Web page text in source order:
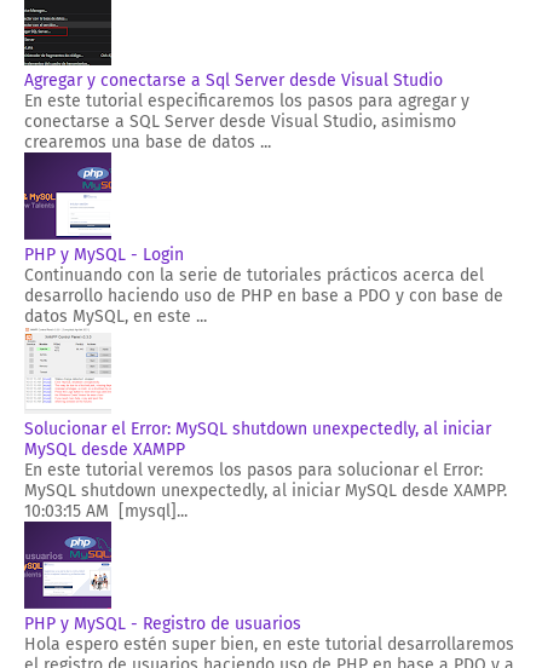
Agregar y conectarse a Sql Server desde Visual Studio
En este tutorial especificaremos los pasos para agregar y
conectarse a SQL Server desde Visual Studio, asimismo
crearemos una base de datos ...
PHP y MySQL - Login
Continuando con la serie de tutoriales prácticos acerca del
desarrollo haciendo uso de PHP en base a PDO y con base de
datos MySQL, en este ...
Solucionar el Error: MySQL shutdown unexpectedly, al iniciar
MySQL desde XAMPP
En este tutorial veremos los pasos para solucionar el Error:
MySQL shutdown unexpectedly, al iniciar MySQL desde XAMPP.
10:03:15 AM [mysql]...
PHP y MySQL - Registro de usuarios
Hola espero estén super bien, en este tutorial desarrollaremos